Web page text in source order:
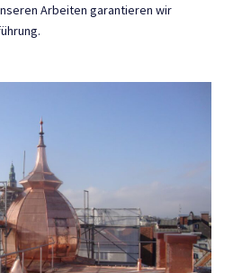
Arbeiten garantieren wir